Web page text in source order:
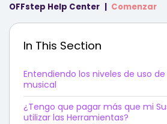
OFFstep Help Center Comenzar
In This Section
Entendiendo los niveles de uso
musical
¿Tengo que pagar más que mi
utilizar las Herramientas?